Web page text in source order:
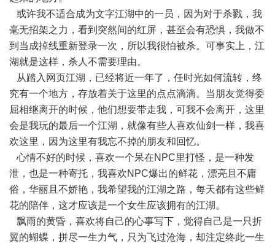
或许我不适合成为文字江湖中的一员，因为对于杀戮，我
毫无招架之力，看到突然间的红屏，甚至会有恐惧，我做不
到当成掉线重新登录一次，所以我很怕被杀。可事实上，江
湖就是这样，杀人不需要理由。
从踏入网页江湖，已经将近一年了，任时光如何流转，终
究有一个地方，存放着关于这里的点点滴滴。当朋友觉得委
屈相继离开的时候，他们想要带走我，可我不会离开，这里
会是我玩的最后一个江湖，就像有些人喜欢仙剑一样，我喜
欢这里，因为这里有我忘不掉的朋友和回忆。
心情不好的时候，喜欢一个呆在NPC里打怪，是一种发
泄，也是一种寄托，我喜欢NPC爆出的鲜花，漂亮且不庸
俗，华丽且不娇艳，我希望我的江湖之路，每天都有这些鲜
花的陪伴，这才应该是一个女生应该拥有的江湖。
飘雨的黄昏，喜欢将自己的心事写下，觉得自己是一只折
翼的蝴蝶，拼尽一生力气，只为飞过沧海，却注定终此一生